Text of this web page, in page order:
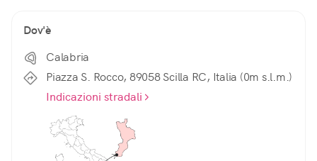
Dov'è
Calabria
Piazza S. Rocco, 89058 Scilla RC, Italia (0m s.l.m.)
Indicazioni stradali